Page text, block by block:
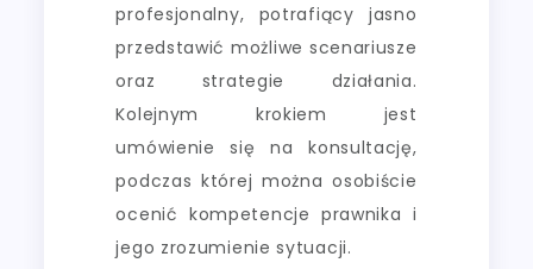
profesjonalny, potrafiący jasno
przedstawić możliwe scenariusze
oraz strategie działania.
Kolejnym krokiem jest
umówienie się na konsultację,
podczas której można osobiście
ocenić kompetencje prawnika i
jego zrozumienie sytuacji.